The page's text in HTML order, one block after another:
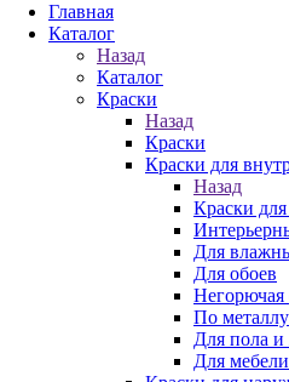
Главная
Каталог
Назад
Каталог
Краски
Назад
Краски
Краски для
Назад
Краски
Для
Для обоев
Негорючая
По металлу
Для пола
Для